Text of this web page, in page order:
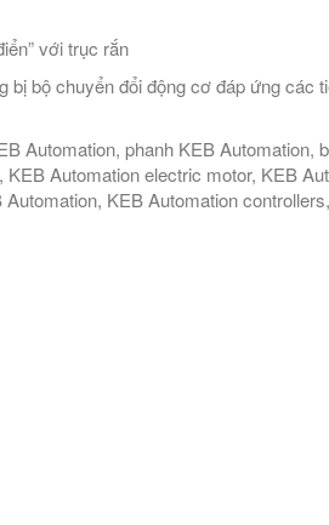
với trục rắn
bộ chuyển đổi động cơ đáp ứng các
Automation, phanh KEB Automation,
Automation electric motor, KEB
KEB Automation